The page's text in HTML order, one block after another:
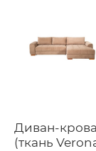
Диван-
(ткань